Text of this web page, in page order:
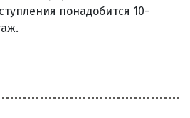
понадобится 10-